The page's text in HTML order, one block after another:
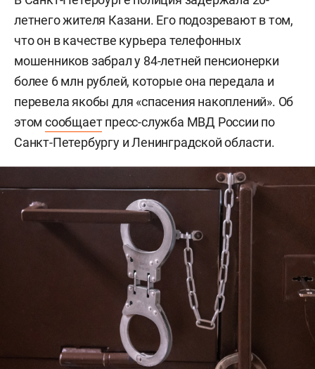
летнего жителя Казани. Его подозревают в том,
что он в качестве курьера телефонных
мошенников забрал у 84-летней пенсионерки
более 6 млн рублей, которые она передала и
перевела якобы для «спасения накоплений». Об
этом сообщаетпресс-служба МВД России по
Санкт-Петербургу и Ленинградской области.